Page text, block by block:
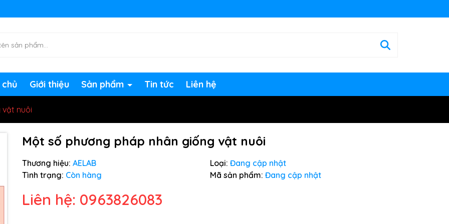
chờ đợi bạn
Giới thiệu Sản phẩm Tin tức Liên hệ
vật nuôi
Một số phương pháp nhân giống vật nuôi
Thương hiệu: AELAB Loại: Đang cập nhật
Tình trạng: Còn hàng Mã sản phẩm: Đang cập nhật
Liên hệ: 0963826083